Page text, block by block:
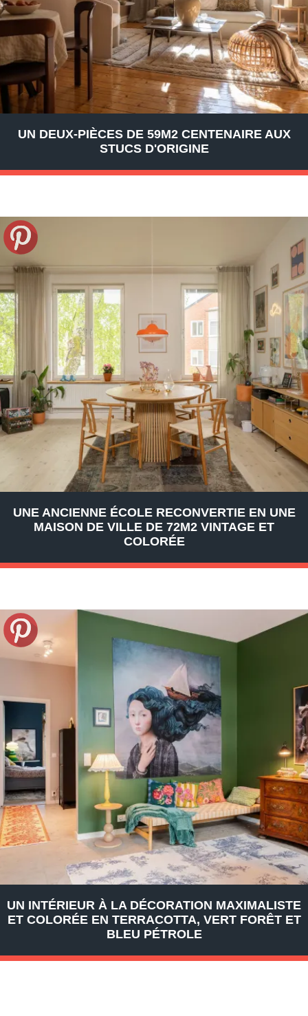
UN DEUX-PIÈCES DE 59M2 CENTENAIRE AUX
STUCS D'ORIGINE
UNE ANCIENNE ÉCOLE RECONVERTIE EN UNE
MAISON DE VILLE DE 72M2 VINTAGE ET
COLORÉE
UN INTÉRIEUR À LA DÉCORATION MAXIMALISTE
ET COLORÉE EN TERRACOTTA, VERT FORÊT ET
BLEU PÉTROLE